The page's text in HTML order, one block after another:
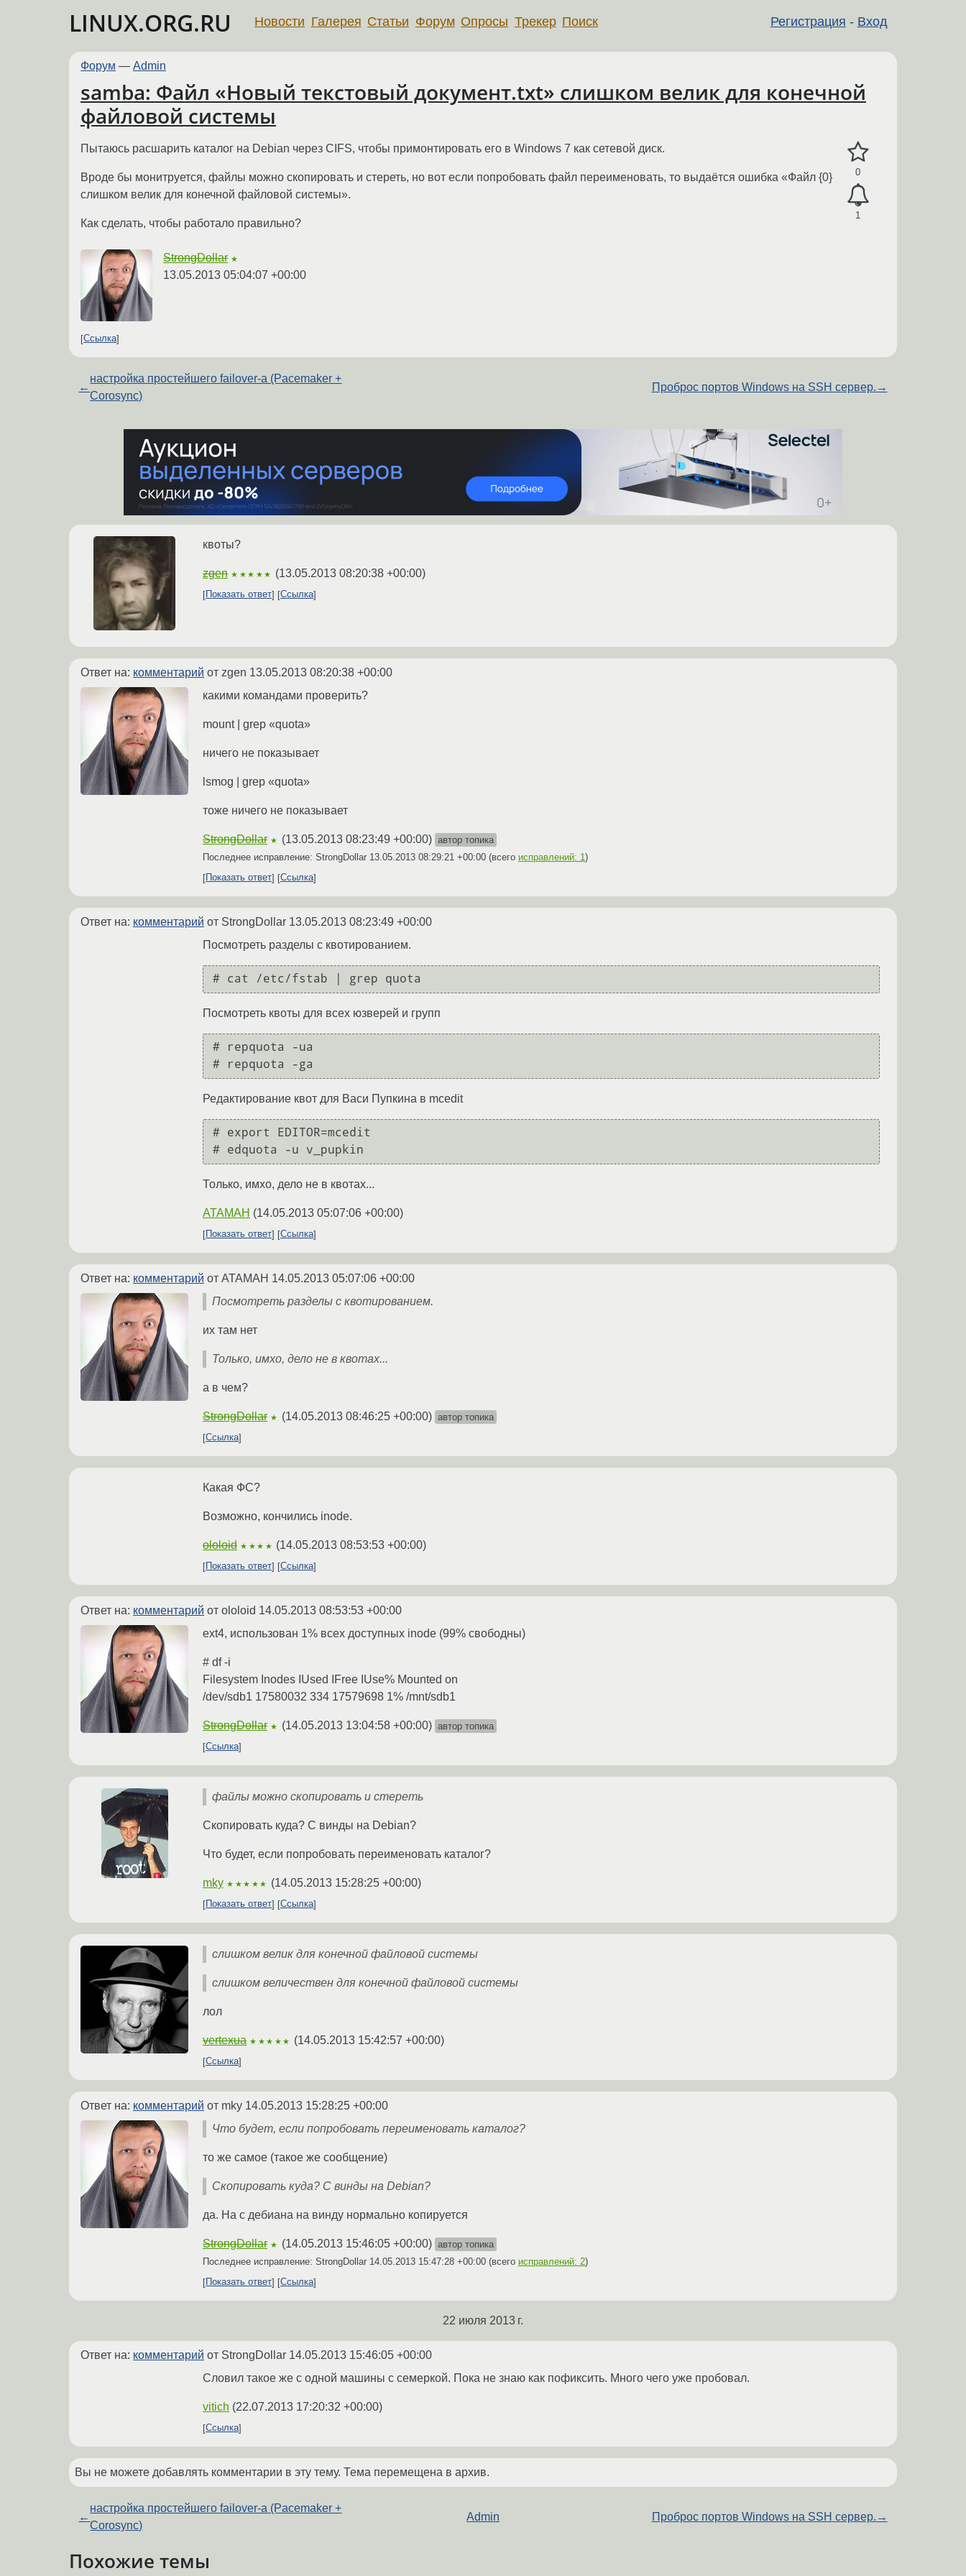
LINUX.ORG.RU Регистрация - Вход
Новости Галерея Статьи Форум Опросы Трекер Поиск
Форум — Admin
samba: Файл «Новый текстовый документ.txt» слишком велик для конечной
файловой системы
0
1
Пытаюсь расшарить каталог на Debian через CIFS, чтобы примонтировать его в Windows 7 как сетевой диск.
Вроде бы монитруется, файлы можно скопировать и стереть, но вот если попробовать файл переименовать, то выдаётся ошибка «Файл {0}
слишком велик для конечной файловой системы».
Как сделать, чтобы работало правильно?
StrongDollar ★
13.05.2013 05:04:07 +00:00
Ссылка
←
настройка простейшего failover-а (Pacemaker +
Corosync)
Проброс портов Windows на SSH сервер. →
квоты?
zgen ★★★★★ (13.05.2013 08:20:38 +00:00)
Показать ответ Ссылка
Ответ на: комментарий от zgen 13.05.2013 08:20:38 +00:00
какими командами проверить?
mount | grep «quota»
ничего не показывает
lsmog | grep «quota»
тоже ничего не показывает
StrongDollar ★ (13.05.2013 08:23:49 +00:00) автор топика
Последнее исправление: StrongDollar 13.05.2013 08:29:21 +00:00 (всего исправлений: 1 )
Показать ответ
Ссылка
Ответ на: комментарий от StrongDollar 13.05.2013 08:23:49 +00:00
Посмотреть разделы с квотированием.
Посмотреть квоты для всех юзверей и групп
# repquota -ua
Редактирование квот для Васи Пупкина в mcedit
# export EDITOR=mcedit
Только, имхо, дело не в квотах...
ATAMAH (14.05.2013 05:07:06 +00:00)
Показать ответ Ссылка
Ответ на: комментарий от ATAMAH 14.05.2013 05:07:06 +00:00
Посмотреть разделы с квотированием.
их там нет
Только, имхо, дело не в квотах...
а в чем?
StrongDollar ★ (14.05.2013 08:46:25 +00:00) автор топика
Ссылка
Какая ФС?
Возможно, кончились inode.
ololoid ★★★★ (14.05.2013 08:53:53 +00:00)
Показать ответ Ссылка
Ответ на: комментарий от ololoid 14.05.2013 08:53:53 +00:00
ext4, использован 1% всех доступных inode (99% свободны)
# df -i
Filesystem Inodes IUsed IFree IUse% Mounted on
/dev/sdb1 17580032 334 17579698 1% /mnt/sdb1
StrongDollar ★ (14.05.2013 13:04:58 +00:00) автор топика
Ссылка
файлы можно скопировать и стереть
Скопировать куда? С винды на Debian?
Что будет, если попробовать переименовать каталог?
mky ★★★★★ (14.05.2013 15:28:25 +00:00)
Показать ответ Ссылка
слишком велик для конечной файловой системы
слишком величествен для конечной файловой системы
лол
vertexua ★★★★★ (14.05.2013 15:42:57 +00:00)
Ссылка
Ответ на: комментарий от mky 14.05.2013 15:28:25 +00:00
Что будет, если попробовать переименовать каталог?
то же самое (такое же сообщение)
Скопировать куда? С винды на Debian?
да. На с дебиана на винду нормально копируется
StrongDollar ★ (14.05.2013 15:46:05 +00:00) автор топика
Последнее исправление: StrongDollar 14.05.2013 15:47:28 +00:00 (всего исправлений: 2)
Показать ответ
Ссылка
22 июля 2013 г.
Ответ на: комментарий от StrongDollar 14.05.2013 15:46:05 +00:00
Словил такое же с одной машины с семеркой. Пока не знаю как пофиксить. Много чего уже пробовал.
vitich (22.07.2013 17:20:32 +00:00)
Ссылка
Вы не можете добавлять комментарии в эту тему. Тема перемещена в архив.
←
настройка простейшего failover-а (Pacemaker +
Corosync)
Admin Проброс портов Windows на SSH сервер. →
Похожие темы